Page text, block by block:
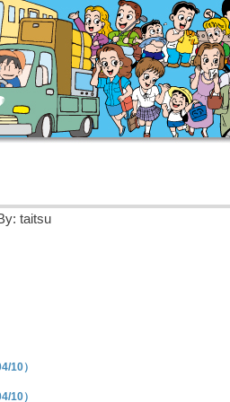
taitsu
10）
10）